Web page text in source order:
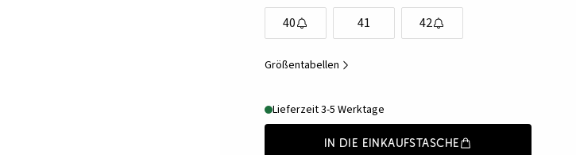
40 41 42
Größentabellen
Lieferzeit 3-5 Werktage
In die Einkaufstasche